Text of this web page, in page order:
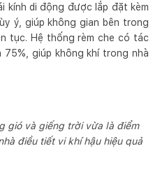
kính di động được lắp đặt kèm
ý, giúp không gian bên trong
tục. Hệ thống rèm che có tác
giúp không khí trong nhà
gió và giếng trời vừa là điểm
điều tiết vi khí hậu hiệu quả